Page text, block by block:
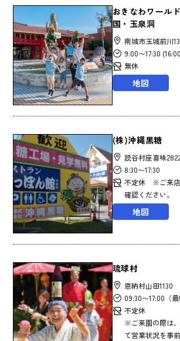
おきなわワール
国・玉泉洞
南城市玉城前川
9:00〜17:30
無休
地図
(株)沖縄黒糖
読谷村座喜味
8:30〜17:30
不定休 ※ご来店
確認ください。
地図
琉球村
恩納村山田1130
09:30〜17:00⁡⁡⁡⁡⁡⁡⁡⁡⁡⁡⁡⁡⁡⁡⁡⁡⁡⁡⁡⁡⁡⁡⁡⁡⁡⁡⁡⁡⁡⁡⁡⁡⁡⁡⁡⁡⁡⁡⁡⁡⁡⁡⁡⁡⁡⁡⁡⁡⁡⁡⁡⁡⁡⁡⁡⁡⁡⁡⁡⁡⁡⁡⁡⁡⁡⁡⁡⁡⁡⁡⁡⁡⁡⁡⁡⁡（最
不定休
※ご来園の際は
て営業状況を事